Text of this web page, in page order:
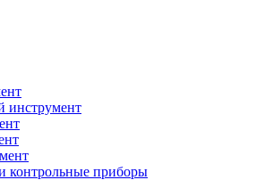
инструмент
контрольные приборы